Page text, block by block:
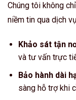
Chúng tôi không
niềm tin qua dịch
Khảo sát tận
và tư vấn trực
Bảo hành dài
sàng hỗ trợ khi